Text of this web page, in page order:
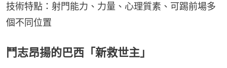
技術特點：射門能力、力量、心理質素、可踢前場多
個不同位置
鬥志昂揚的巴西「新救世主」